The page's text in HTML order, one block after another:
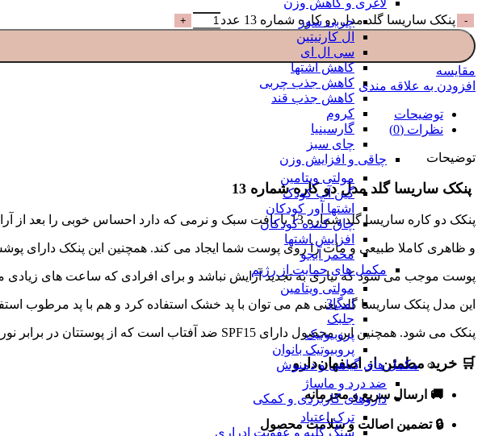
لاغری و کاهش وزن
چربی سوز
ال کارنیتین
سی ال ای
کاهش اشتها
کاهش جذب چربی
کاهش جذب قند
کروم
گارسینیا
چای سبز
چاقی و افزایش وزن
مولتی ویتامین
گین آپ کودک
اشتها آور کودکان
چاق کننده کودکان
افزایش اشتها
مخمر آبجو
مکمل های حمایت از رژیم
مولتی ویتامین
امگا3
جلبک
پروبیوتیک
پروبیوتیک بانوان
مکمل های گیاهی و دمنوش
ضد درد و ماساژ
داروهای کاربردی و کمکی
ترک اعتیاد
سنگ کلیه و عفونت ادراری
پنکک ساریسا گلد مدل دو کاره شماره 13 عدد
مقایسه
افزودن به علاقه مندی
توضیحات
نظرات (0)
توضیحات
پنکک ساریسا گلد مدل دو کاره شماره 13
پنکک دو کاره ساریسا گلد شماره 13 با بافت سبک و نرمی که دارد احساس خوبی را بعد از آرایش برای شما ایجاد می کند. این پنکک برای انواع پوست مناسب می باشد
و ظاهری کاملا طبیعی و مات را روی پوست شما ایجاد می کند. همچنین این پنکک دارای پوشش دهی
پوست موجب می شود که نیازی به تجدید آرایش نباشد و برای افرادی که ساعت های زیادی
این مدل پنکک ساریسا گلد یعنی هم می توان با پد خشک استفاده کرد و هم با پد مرطوب
پنکک می شود. همچنین این محصول دارای SPF15 ضد آفتاب است که از پوستتان در برابر نور خورشید محفاظت می کند.
🛒 خرید مطمئن از اصفهان‌دارو
🚚 ارسال سریع و محرمانه
🔒 تضمین اصالت و سلامت محصول